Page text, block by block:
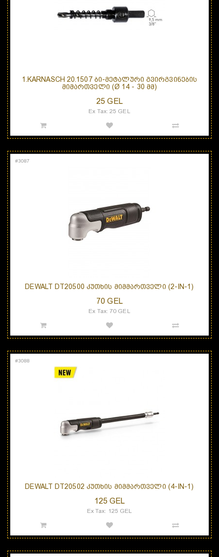
1.KARNASCH 20.1507 ᲑᲘ-ᲛᲔᲢᲐᲚᲣᲠᲘ ᲒᲕᲘᲠᲒᲕᲘᲜᲔᲑᲘᲡ
ᲛᲘᲛᲐᲠᲗᲕᲔᲚᲘ (Ø 14 - 30 ᲛᲛ)
25 GEL
Ex Tax: 25 GEL
#3087
DEWALT DT20500 ᲙᲣᲗᲮᲘᲡ ᲛᲘᲛᲛᲐᲠᲗᲕᲔᲚᲘ (2-IN-1)
70 GEL
Ex Tax: 70 GEL
#3088
DEWALT DT20502 ᲙᲣᲗᲮᲘᲡ ᲛᲘᲛᲛᲐᲠᲗᲕᲔᲚᲘ (4-IN-1)
125 GEL
Ex Tax: 125 GEL